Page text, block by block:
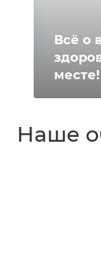
Всё о
месте!
Наше